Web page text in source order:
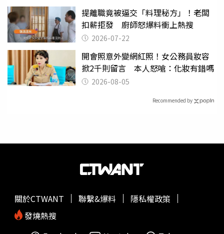
提離職竟被逼交「料理秘方」！老闆
扣薪拒發 廚師怒爆料衝上熱搜
2026-07-22
開會照意外變網紅照！女公務員妝容
掀2千則留言 本人怒嗆：化妝有錯嗎
2026-08-05
Recommended by
關於CTWANT 聯繫&爆料
隱私權政策
發燒熱搜